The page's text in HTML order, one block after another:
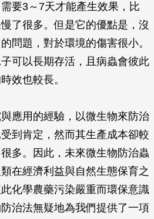
要3～7天才能產生效果，比
了很多。但是它的優點是，沒
問題，對於環境的傷害很小。
可以長期存活，且病蟲會彼此
效也較長。
應用的經驗，以微生物來防治
到肯定，然而其生產成本卻較
多。因此，未來微生物防治蟲
在經濟利益與自然生態保育之
化學農藥污染嚴重而環保意識
治法無疑地為我們提供了一項